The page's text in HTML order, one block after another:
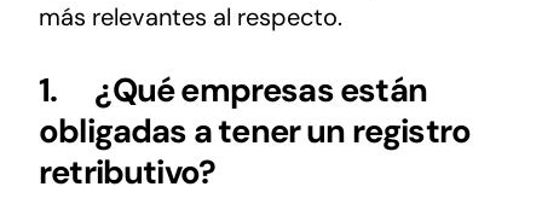
más relevantes al respecto.
1. ¿Qué empresas están
obligadas a tener un registro
retributivo?